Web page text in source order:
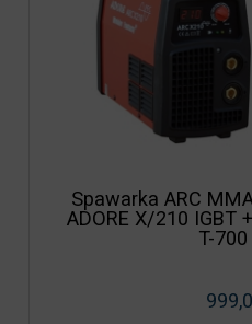
Spawarka ARC
ADORE X/210 IGBT
T-